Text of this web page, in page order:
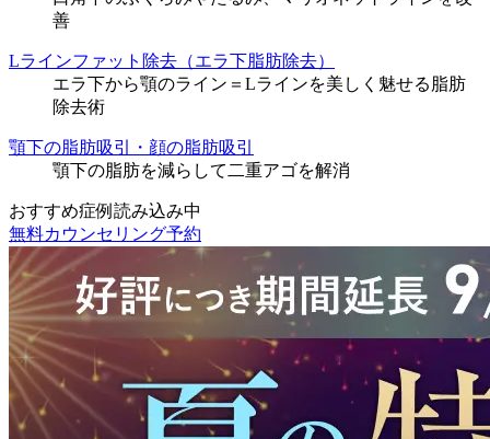
善
Lラインファット除去（エラ下脂肪除去）
エラ下から顎のライン＝Lラインを美しく魅せる脂肪
除去術
顎下の脂肪吸引・顔の脂肪吸引
顎下の脂肪を減らして二重アゴを解消
おすすめ症例読み込み中
無料カウンセリング予約